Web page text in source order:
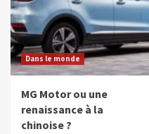
Dans le monde
MG Motor ou une
renaissance à la
chinoise ?